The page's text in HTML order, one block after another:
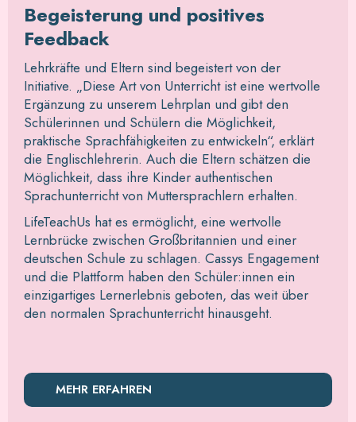
Begeisterung und positives
Feedback
Lehrkräfte und Eltern sind begeistert von der
Initiative. „Diese Art von Unterricht ist eine wertvolle
Ergänzung zu unserem Lehrplan und gibt den
Schülerinnen und Schülern die Möglichkeit,
praktische Sprachfähigkeiten zu entwickeln“, erklärt
die Englischlehrerin. Auch die Eltern schätzen die
Möglichkeit, dass ihre Kinder authentischen
Sprachunterricht von Muttersprachlern erhalten.
LifeTeachUs hat es ermöglicht, eine wertvolle
Lernbrücke zwischen Großbritannien und einer
deutschen Schule zu schlagen. Cassys Engagement
und die Plattform haben den Schüler:innen ein
einzigartiges Lernerlebnis geboten, das weit über
den normalen Sprachunterricht hinausgeht.
MEHR ERFAHREN